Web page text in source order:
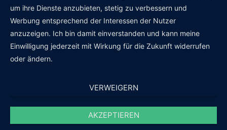
um ihre Dienste anzubieten, stetig zu verbessern und
Werbung entsprechend der Interessen der Nutzer
anzuzeigen. Ich bin damit einverstanden und kann meine
Einwilligung jederzeit mit Wirkung für die Zukunft widerrufen
oder ändern.
VERWEIGERN
AKZEPTIEREN